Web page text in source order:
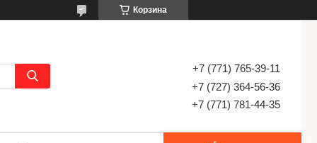
Корзина
+7 (771) 765-39-11
+7 (727) 364-56-36
+7 (771) 781-44-35